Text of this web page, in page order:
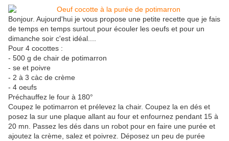
Bonjour. Aujourd'hui je vous propose une petite recette que je fais
de temps en temps surtout pour écouler les oeufs et pour un
dimanche soir c'est idéal....
Pour 4 cocottes :
- 500 g de chair de potimarron
- se et poivre
- 2 à 3 càc de crème
- 4 oeufs
Préchauffez le four à 180°
Coupez le potimarron et prélevez la chair. Coupez la en dés et
posez la sur une plaque allant au four et enfournez pendant 15 à
20 mn. Passez les dés dans un robot pour en faire une purée et
ajoutez la crème, salez et poivrez. Déposez un peu de purée